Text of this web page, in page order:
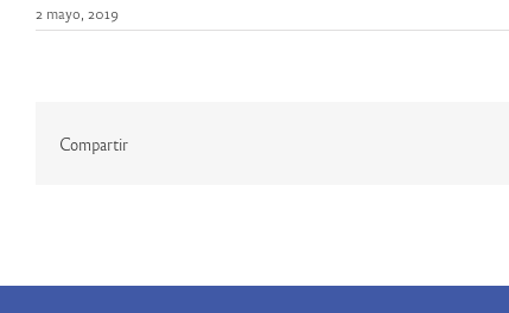
2 mayo, 2019
Compartir